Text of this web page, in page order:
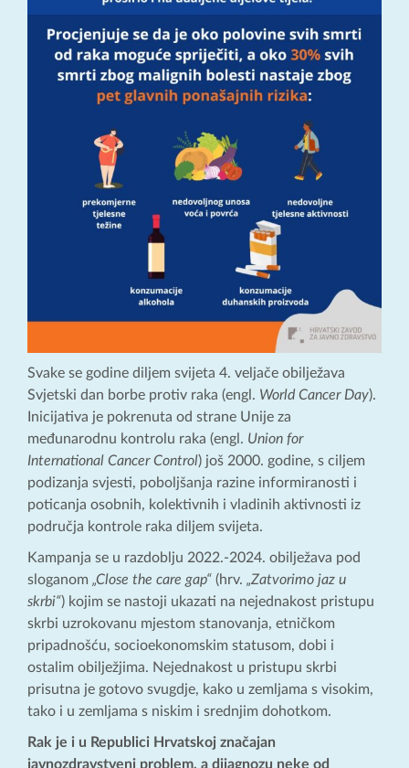
Svake se godine diljem svijeta 4. veljače obilježava
Svjetski dan borbe protiv raka (engl. World Cancer Day).
Inicijativa je pokrenuta od strane Unije za
međunarodnu kontrolu raka (engl. Union for
International Cancer Control) još 2000. godine, s ciljem
podizanja svjesti, poboljšanja razine informiranosti i
poticanja osobnih, kolektivnih i vladinih aktivnosti iz
područja kontrole raka diljem svijeta.
Kampanja se u razdoblju 2022.-2024. obilježava pod
sloganom „Close the care gap“ (hrv. „Zatvorimo jaz u
skrbi“) kojim se nastoji ukazati na nejednakost pristupu
skrbi uzrokovanu mjestom stanovanja, etničkom
pripadnošću, socioekonomskim statusom, dobi i
ostalim obilježjima. Nejednakost u pristupu skrbi
prisutna je gotovo svugdje, kako u zemljama s visokim,
tako i u zemljama s niskim i srednjim dohotkom.
Rak je i u Republici Hrvatskoj značajan
javnozdravstveni problem, a dijagnozu neke od